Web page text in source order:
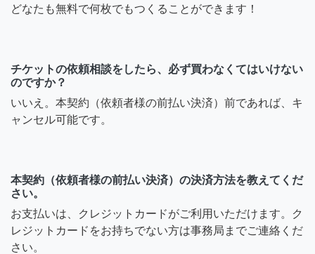
どなたも無料で何枚でもつくることができます！
チケットの依頼相談をしたら、必ず買わなくてはいけない
のですか？
いいえ。本契約（依頼者様の前払い決済）前であれば、キ
ャンセル可能です。
本契約（依頼者様の前払い決済）の決済方法を教えてくだ
さい。
お支払いは、クレジットカードがご利用いただけます。ク
レジットカードをお持ちでない方は事務局までご連絡くだ
さい。